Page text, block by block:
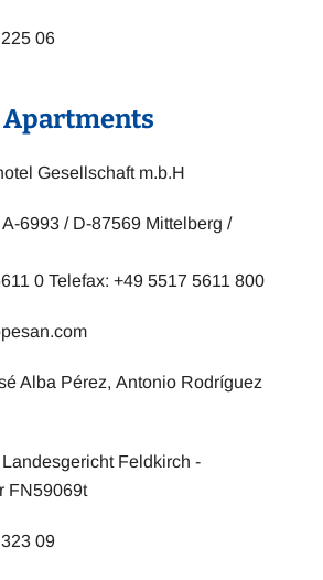
06
Apartments
Gesellschaft m.b.H
6993 / D-87569 Mittelberg /
0 Telefax: +49 5517 5611 800
Alba Pérez, Antonio Rodríguez
Feldkirch -
FN59069t
09